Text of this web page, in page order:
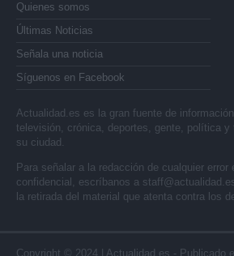
Quienes somos
Últimas Noticias
Señala una noticia
Síguenos en Facebook
Actualidad.es es la gran fuente de
televisión, crónica, deportes, gente, política
su ciudad.
Para señalar a la redacción de cualquier error
confidencial, escríbanos a
la retirada del material que atenta contra los
Copyright © 2024 | Actualidad.es - Publicado